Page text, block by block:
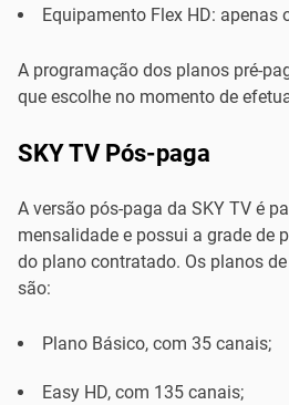
Equipamento Flex HD: apenas
A programação dos planos pré-
que escolhe no momento de
SKY TV Pós-paga
A versão pós-paga da SKY TV é
mensalidade e possui a grade de
do plano contratado. Os planos
são:
Plano Básico, com 35 canais;
Easy HD, com 135 canais;